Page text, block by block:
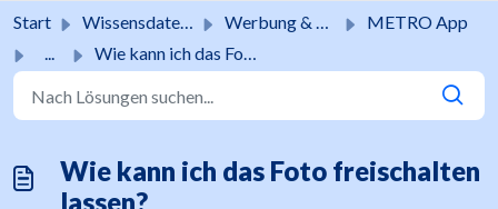
Start Wissensdatenbank Werbung & Aktionen
METRO App
...
Wie kann ich das Foto freischalten lassen?
Wie kann ich das Foto freischalten
lassen?